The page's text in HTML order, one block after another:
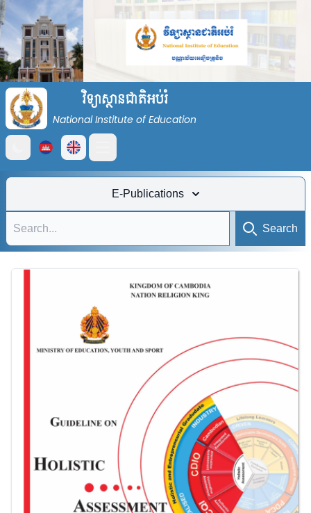
វិទ្យាស្ថានជាតិអប់រំ
National Institute of Education
Open main menu
E-Publications
Search